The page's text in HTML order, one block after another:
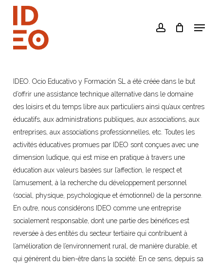
main
content
account Menu
IDEO. Ocio Educativo y Formación SL a été créée dans le but
d’offrir une assistance technique alternative dans le domaine
des loisirs et du temps libre aux particuliers ainsi qu’aux centres
éducatifs, aux administrations publiques, aux associations, aux
entreprises, aux associations professionnelles, etc. Toutes les
activités éducatives promues par IDEO sont conçues avec une
dimension ludique, qui est mise en pratique à travers une
éducation aux valeurs basées sur l’affection, le respect et
l’amusement, à la recherche du développement personnel
(social, physique, psychologique et émotionnel) de la personne.
En outre, nous considérons IDEO comme une entreprise
socialement responsable, dont une partie des bénéfices est
reversée à des entités du secteur tertiaire qui contribuent à
l’amélioration de l’environnement rural, de manière durable, et
qui génèrent du bien-être dans la société. En ce sens, depuis sa